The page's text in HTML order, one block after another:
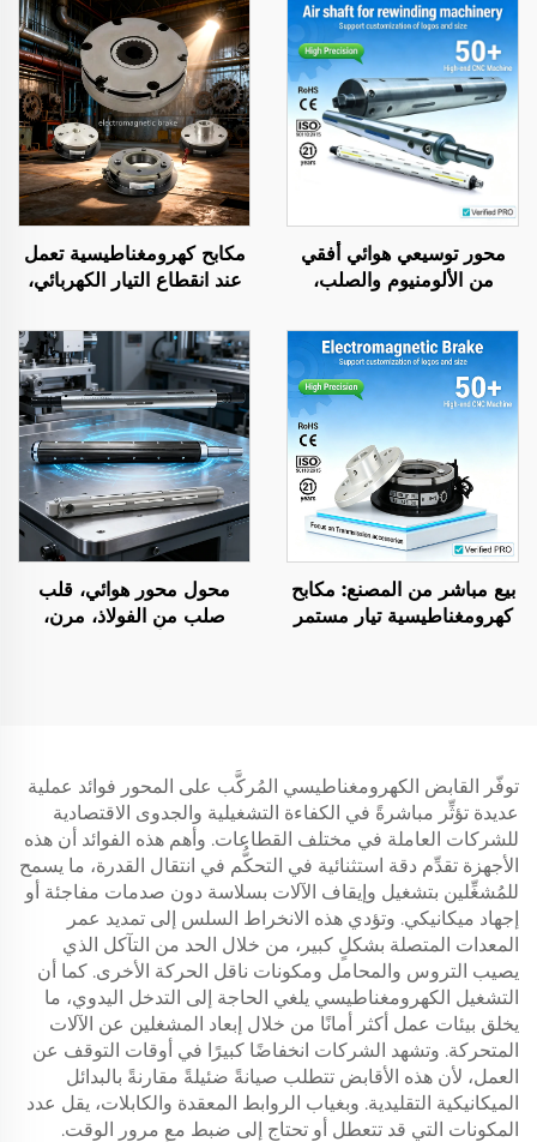
محور توسيعي هوائي أفقي
من الألومنيوم والصلب،
مكابح كهرومغناطيسية تعمل
عند انقطاع التيار الكهربائي،
دوّارة، مُبطِّئات انتقال
الحركة، أجزاء نقل حركة
بيع مباشر من المصنع: مكابح
كهرومغناطيسية تيار مستمر
محول محور هوائي، قلب
صلب من الفولاذ، مرن،
توفّر القابض الكهرومغناطيسي المُركَّب على المحور فوائد عملية
عديدة تؤثِّر مباشرةً في الكفاءة التشغيلية والجدوى الاقتصادية
للشركات العاملة في مختلف القطاعات. وأهم هذه الفوائد أن هذه
الأجهزة تقدِّم دقة استثنائية في التحكُّم في انتقال القدرة، ما يسمح
للمُشغِّلين بتشغيل وإيقاف الآلات بسلاسة دون صدمات مفاجئة أو
إجهاد ميكانيكي. وتؤدي هذه الانخراط السلس إلى تمديد عمر
المعدات المتصلة بشكلٍ كبير، من خلال الحد من التآكل الذي
يصيب التروس والمحامل ومكونات ناقل الحركة الأخرى. كما أن
التشغيل الكهرومغناطيسي يلغي الحاجة إلى التدخل اليدوي، ما
يخلق بيئات عمل أكثر أمانًا من خلال إبعاد المشغلين عن الآلات
المتحركة. وتشهد الشركات انخفاضًا كبيرًا في أوقات التوقف عن
العمل، لأن هذه الأقابض تتطلب صيانةً ضئيلةً مقارنةً بالبدائل
الميكانيكية التقليدية. وبغياب الروابط المعقدة والكابلات، يقل عدد
المكونات التي قد تتعطل أو تحتاج إلى ضبط مع مرور الوقت.